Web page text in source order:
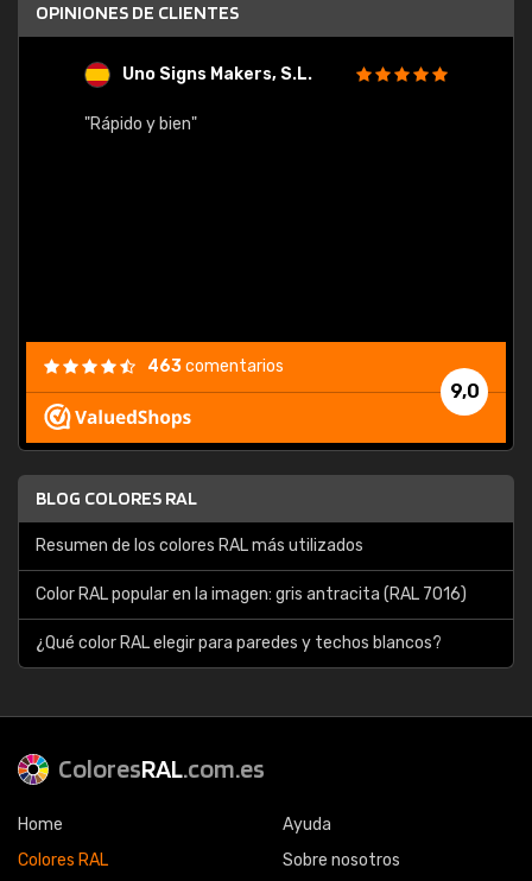
OPINIONES DE CLIENTES
Uno Signs Makers, S.L.
"Rápido y bien"
9,0
463comentarios
BLOG COLORES RAL
Resumen de los colores RAL más utilizados
Color RAL popular en la imagen: gris antracita (RAL 7016)
¿Qué color RAL elegir para paredes y techos blancos?
ColoresRAL.com.es
Home
Colores RAL
Ayuda
Sobre nosotros